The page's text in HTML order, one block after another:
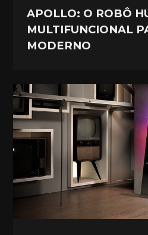
APOLLO: O ROBÔ
MULTIFUNCIONAL
MODERNO